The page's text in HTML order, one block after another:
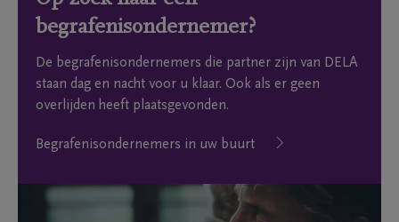
begrafenisondernemer?
De begrafenisondernemers die partner zijn van DELA
staan dag en nacht voor u klaar. Ook als er geen
overlijden heeft plaatsgevonden.
Begrafenisondernemers in uw buurt